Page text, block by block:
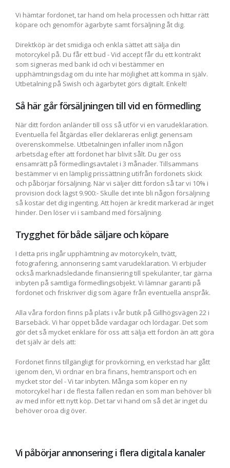
Vi hämtar fordonet, tar hand om hela processen och hittar rätt
köpare och genomför ägarbyte samt försäljning åt dig.
Direktköp är det smidiga och enkla sättet att sälja din
motorcykel på. Du får ett bud - Vid accept får du ett kontrakt
som signeras med bank id och vi bestämmer en
upphämtningsdag om du inte har möjlighet att komma in själv.
Utbetalning på Swish och ägarbytet görs digitalt. Enkelt!
Så här går försäljningen till vid en förmedling
När ditt fordon anländer till oss så utför vi en varudeklaration.
Eventuella fel åtgärdas eller deklareras enligt genensam
överenskommelse. Utbetalningen infaller inom någon
arbetsdag efter att fordonet har blivit sålt. Du ger oss
ensamrätt på förmedlingsavtalet i 3 månader. Tillsammans
bestämmer vi en lämplig prissättning utifrån fordonets skick
och påbörjar försäljning. När vi säljer ditt fordon så tar vi 10% i
provision dock lägst 9.900:- Skulle det inte bli någon försäljning
så kostar det dig ingenting. Att hojen är kredit markerad är inget
hinder. Den löser vi i samband med försäljning.
Trygghet för både säljare och köpare
I detta pris ingår upphämtning av motorcykeln, tvätt,
fotografering, annonsering samt varudeklaration. Vi erbjuder
också marknadsledande finansiering till spekulanter, tar gärna
inbyten på samtliga förmedlingsobjekt. Vi lämnar garanti på
fordonet och friskriver dig som ägare från eventuella anspråk.
Alla våra fordon finns på plats i vår butik på Gillhögsvägen 22 i
Barsebäck. Vi har öppet både vardagar och lördagar. Det som
gör det så mycket enklare för oss att sälja ett fordon än att göra
det själv är dels att:
Fordonet finns tillgängligt för provkörning, en verkstad har gått
igenom den, Vi ordnar en bra finans, hemtransport och en
mycket stor del - Vi tar inbyten. Många som köper en ny
motorcykel har i de flesta fallen redan en som man behöver bli
av med inför ett nytt köp. Det tar vi hand om så det är inget du
behöver oroa dig över.
Vi påbörjar annonsering i flera digitala kanaler